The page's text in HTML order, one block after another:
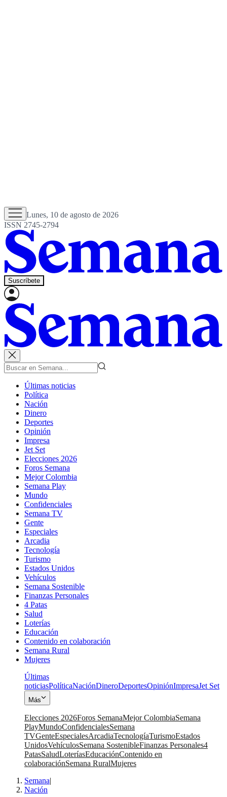
Lunes, 10 de agosto de 2026
ISSN 2745-2794
Suscríbete
Últimas noticias
Política
Nación
Dinero
Deportes
Opinión
Impresa
Jet Set
Elecciones 2026
Foros Semana
Mejor Colombia
Semana Play
Mundo
Confidenciales
Semana TV
Gente
Especiales
Arcadia
Tecnología
Turismo
Estados Unidos
Vehículos
Semana Sostenible
Finanzas Personales
4 Patas
Salud
Loterías
Educación
Contenido en colaboración
Semana Rural
Mujeres
Últimas
noticiasPolíticaNaciónDineroDeportesOpiniónImpresaJet Set
Más
Elecciones 2026Foros SemanaMejor ColombiaSemana
PlayMundoConfidencialesSemana
TVGenteEspecialesArcadiaTecnologíaTurismoEstados
UnidosVehículosSemana SostenibleFinanzas Personales4
PatasSaludLoteríasEducaciónContenido en
colaboraciónSemana RuralMujeres
Semana|
Nación